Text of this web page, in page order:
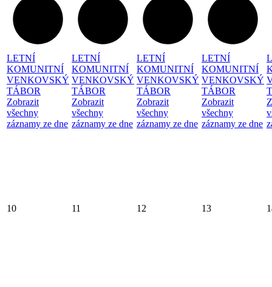
LETNÍ
KOMUNITNÍ
VENKOVSKÝ
TÁBOR
Zobrazit
všechny
záznamy ze dne
LETNÍ
KOMUNITNÍ
VENKOVSKÝ
TÁBOR
Zobrazit
všechny
záznamy ze dne
LETNÍ
KOMUNITNÍ
VENKOVSKÝ
TÁBOR
Zobrazit
všechny
záznamy ze dne
LETNÍ
KOMUNITNÍ
VENKOVSKÝ
TÁBOR
Zobrazit
všechny
záznamy ze dne
10 11 12 13